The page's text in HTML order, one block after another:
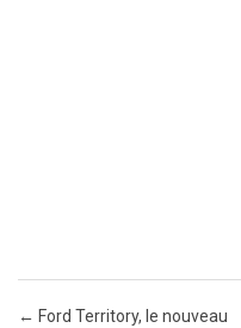
Post navigation
← Ford Territory, le nouveau